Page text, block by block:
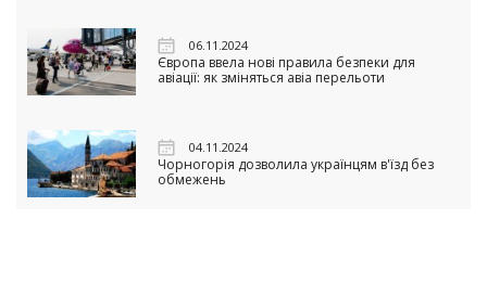
06.11.2024
Європа ввела нові правила безпеки для
авіації: як зміняться авіа перельоти
04.11.2024
Чорногорія дозволила українцям в'їзд без
обмежень